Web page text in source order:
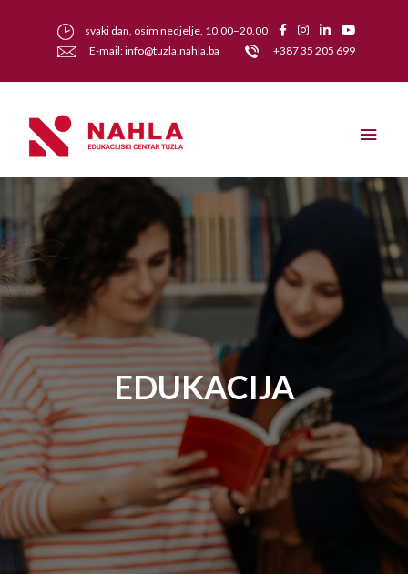
svaki dan, osim nedjelje, 10.00–20.00
E-mail: info@tuzla.nahla.ba
+387 35 205 699
EDUKACIJA